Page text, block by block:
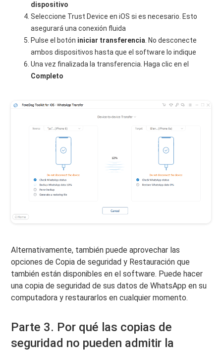
dispositivo
Seleccione Trust Device en iOS si es necesario. Esto
asegurará una conexión fluida
Pulse el botón iniciar transferencia . No desconecte
ambos dispositivos hasta que el software lo indique
Una vez finalizada la transferencia. Haga clic en el
Completo
Alternativamente, también puede aprovechar las
opciones de Copia de seguridad y Restauración que
también están disponibles en el software. Puede hacer
una copia de seguridad de sus datos de WhatsApp en su
computadora y restaurarlos en cualquier momento.
Parte 3. Por qué las copias de
seguridad no pueden admitir la